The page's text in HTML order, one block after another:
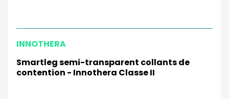
INNOTHERA
Smartleg semi-transparent collants de
contention - Innothera Classe II